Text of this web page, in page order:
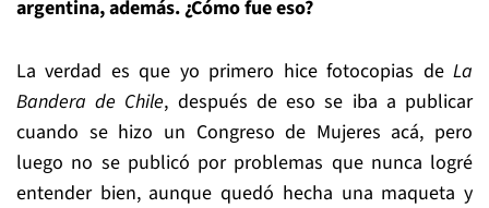
argentina, además. ¿Cómo fue eso?
La verdad es que yo primero hice fotocopias de La
Bandera de Chile, después de eso se iba a publicar
cuando se hizo un Congreso de Mujeres acá, pero
luego no se publicó por problemas que nunca logré
entender bien, aunque quedó hecha una maqueta y